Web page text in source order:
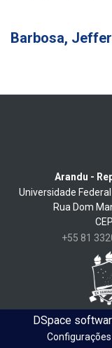
Barbosa,
Arandu -
Universidade
Rua Dom
+55 81
DSpace